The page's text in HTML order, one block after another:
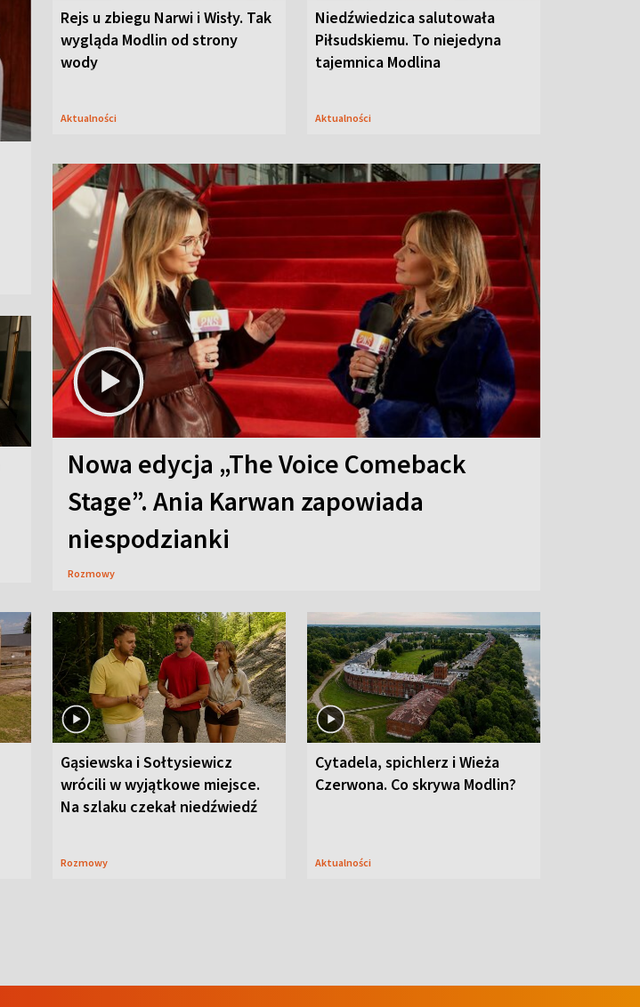
Rejs u zbiegu Narwi i Wisły. Tak
wygląda Modlin od strony
wody
Aktualności
Niedźwiedzica salutowała
Piłsudskiemu. To niejedyna
tajemnica Modlina
Aktualności
Nowa edycja „The Voice Comeback
Stage”. Ania Karwan zapowiada
niespodzianki
Rozmowy
Gąsiewska i Sołtysiewicz
wrócili w wyjątkowe miejsce.
Na szlaku czekał niedźwiedź
Rozmowy
Cytadela, spichlerz i Wieża
Czerwona. Co skrywa Modlin?
Aktualności